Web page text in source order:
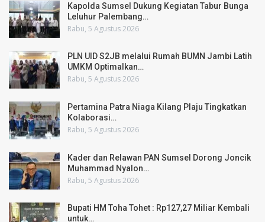
Kapolda Sumsel Dukung Kegiatan Tabur Bunga
Leluhur Palembang…
Rabu, 5 Agustus 2026
PLN UID S2JB melalui Rumah BUMN Jambi Latih
UMKM Optimalkan…
Rabu, 5 Agustus 2026
Pertamina Patra Niaga Kilang Plaju Tingkatkan
Kolaborasi…
Rabu, 5 Agustus 2026
Kader dan Relawan PAN Sumsel Dorong Joncik
Muhammad Nyalon…
Rabu, 5 Agustus 2026
Bupati HM Toha Tohet : Rp127,27 Miliar Kembali
untuk…